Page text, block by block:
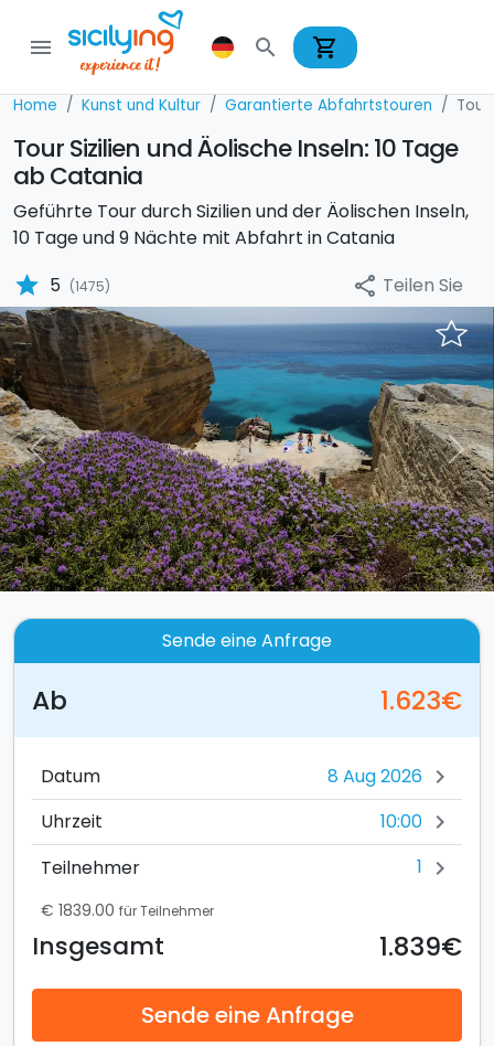
menu search shopping_cart
Home Kunst und Kultur Garantierte Abfahrtstouren Tour
Tour Sizilien und Äolische Inseln: 10 Tage
ab Catania
Geführte Tour durch Sizilien und der Äolischen Inseln,
10 Tage und 9 Nächte mit Abfahrt in Catania
star 5 (1475) share Teilen Sie
Previous Next
Sende eine Anfrage
Ab 1.623€
Datum chevron_right
Uhrzeit 10:00 chevron_right
Teilnehmer 1 chevron_right
€ 1839.00 für Teilnehmer
Insgesamt 1.839€
Sende eine Anfrage